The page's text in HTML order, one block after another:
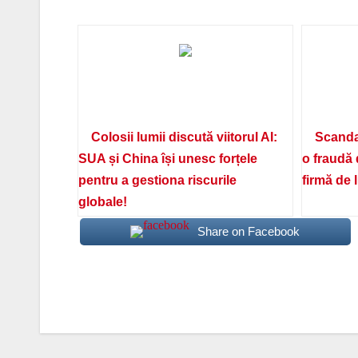
Colosii lumii discută viitorul AI:
SUA și China își unesc forțele
pentru a gestiona riscurile
globale!
o fraudă
firmă de
Share on Facebook